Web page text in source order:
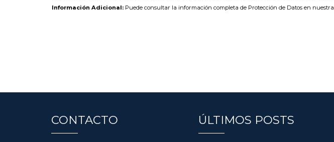
Información Adicional: Puede consultar la información completa de Protección de Datos en nuestra
CONTACTO ÚLTIMOS POSTS